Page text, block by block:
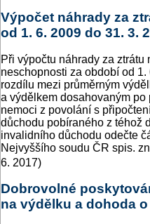
Výpočet náhrady za
od 1. 6. 2009 do 31. 3.
Při výpočtu náhrady za
neschopnosti za období od
rozdílu mezi průměrným
a výdělkem dosahovaným
nemoci z povolání s
důchodu pobíraného z téhož
invalidního důchodu odečte
Nejvyššího soudu ČR spis.
6. 2017)
Dobrovolné
na výdělku a dohoda